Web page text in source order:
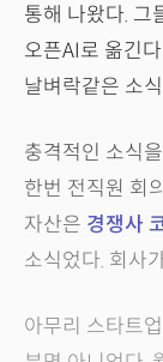
통해 나왔다. 그
오픈AI로 옮긴
날벼락같은 소
충격적인 소식
한번 전직원 회
자산은 경쟁사
소식었다. 회사
아무리 스타트